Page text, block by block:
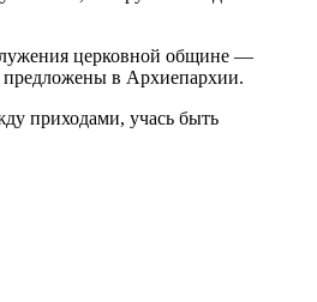
церковной общине —
предложены в Архиепархии.
приходами, учась быть